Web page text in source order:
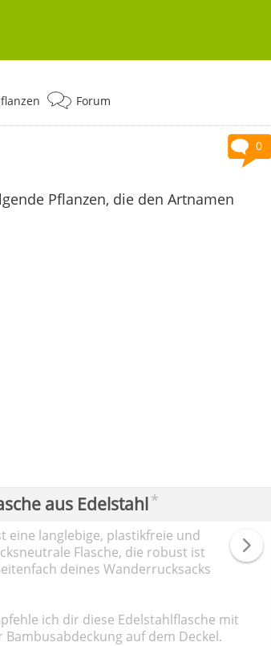
Forum
0
Pflanzen, die den Artnamen
aus Edelstahl*
eine langlebige, plastikfreie und
Flasche, die robust ist
deines Wanderrucksacks
ich dir diese Edelstahlflasche mit
Bambusabdeckung auf dem Deckel.